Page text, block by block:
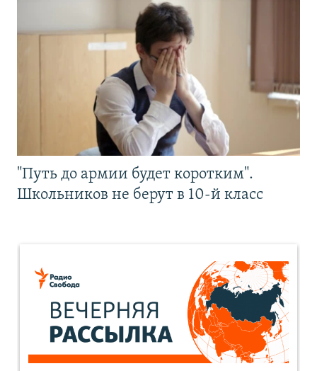
"Путь до армии будет коротким".
Школьников не берут в 10-й класс